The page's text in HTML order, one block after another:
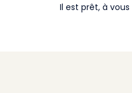
Il est prêt, à